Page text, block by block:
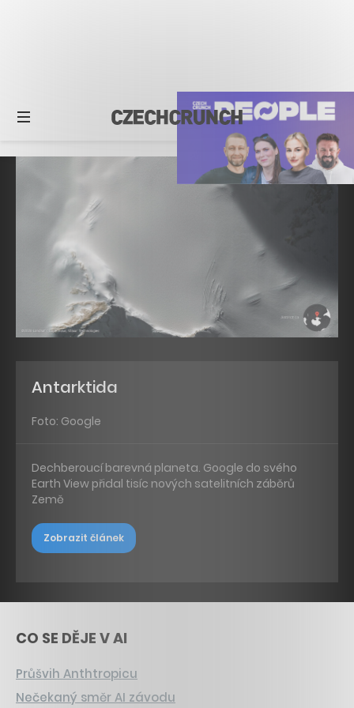
Antarktida
Foto: Google
Dechberoucí barevná planeta. Google do svého
Earth View přidal tisíc nových satelitních záběrů
Země
Zobrazit článek
CO SE DĚJE V AI
Průšvih Anthtropicu
Nečekaný směr AI závodu